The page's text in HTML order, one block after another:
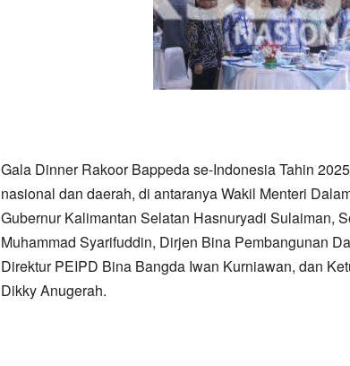
Gala Dinner Rakoor Bappeda se-Indonesia Tahin
nasional dan daerah, di antaranya Wakil Menteri
Gubernur Kalimantan Selatan Hasnuryadi Sulaiman,
Muhammad Syarifuddin, Dirjen Bina Pembangunan
Direktur PEIPD Bina Bangda Iwan Kurniawan, dan
Dikky Anugerah.